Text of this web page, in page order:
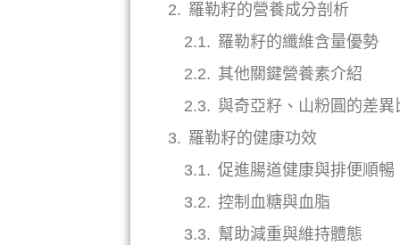
羅勒籽的營養成分剖析
羅勒籽的纖維含量優勢
其他關鍵營養素介紹
與奇亞籽、山粉圓的差異
羅勒籽的健康功效
促進腸道健康與排便順暢
控制血糖與血脂
幫助減重與維持體態